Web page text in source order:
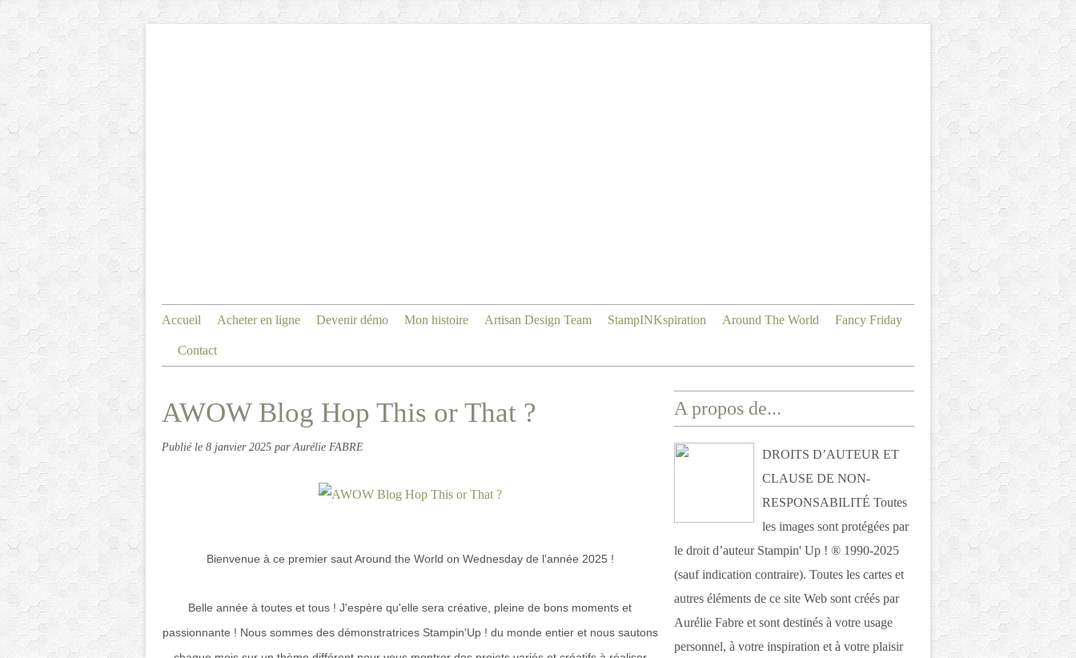
Accueil Acheter en ligne Devenir démo Mon histoire Artisan Design Team StampINKspiration Around The World Fancy Friday
Contact
AWOW Blog Hop This or That ?
Publié le 8 janvier 2025 par Aurélie FABRE
Bienvenue à ce premier saut Around the World on Wednesday de l'année 2025 !
Belle année à toutes et tous ! J'espère qu'elle sera créative, pleine de bons moments et
passionnante ! Nous sommes des démonstratrices Stampin'Up ! du monde entier et nous sautons
A propos de...
DROITS D’AUTEUR ET
CLAUSE DE NON-
RESPONSABILITÉ Toutes
les images sont protégées par
le droit d’auteur Stampin' Up ! ® 1990-2025
(sauf indication contraire). Toutes les cartes et
autres éléments de ce site Web sont créés par
Aurélie Fabre et sont destinés à votre usage
personnel, à votre inspiration et à votre plaisir